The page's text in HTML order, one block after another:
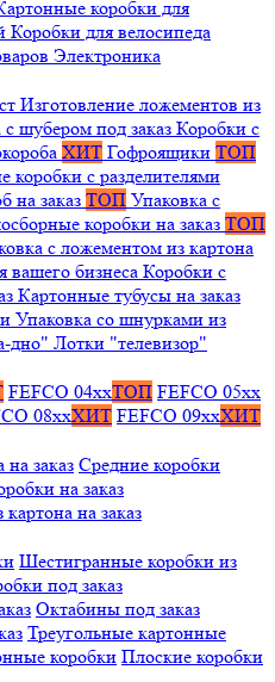
коробки для
Коробки для велосипеда
Электроника
Изготовление ложементов из
шубером под заказ Коробки с
ХИТ Гофроящики ТОП
коробки с разделителями
на заказ ТОП Упаковка с
коробки на заказ ТОП
с ложементом из картона
вашего бизнеса Коробки с
Картонные тубусы на заказ
Упаковка со шнурками из
дно" Лотки "телевизор"
FEFCO 04xxТОП FEFCO 05xx
08xxХИТ FEFCO 09xxХИТ
заказ Средние коробки
на заказ
на заказ
Шестигранные коробки из
под заказ
Октабины под заказ
Треугольные картонные
коробки Плоские коробки